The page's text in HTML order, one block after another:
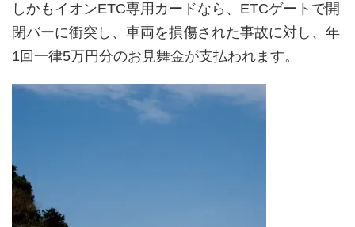
しかもイオンETC専用カードなら、ETCゲートで開
閉バーに衝突し、車両を損傷された事故に対し、年
1回一律5万円分のお見舞金が支払われます。